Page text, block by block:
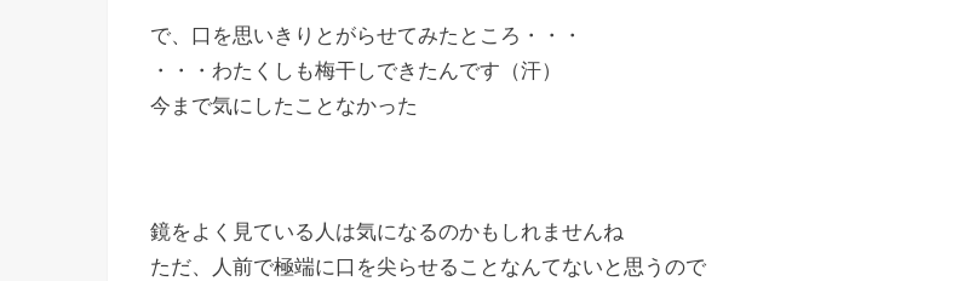
で、口を思いきりとがらせてみたところ・・・
・・・わたくしも梅干しできたんです（汗）
今まで気にしたことなかった
鏡をよく見ている人は気になるのかもしれませんね
ただ、人前で極端に口を尖らせることなんてないと思うので